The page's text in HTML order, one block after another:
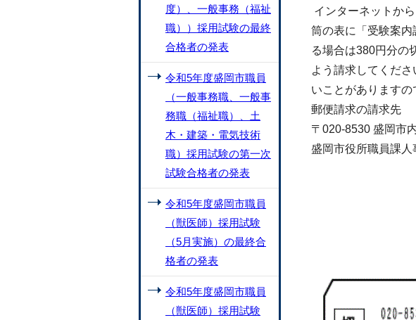
インターネットか
筒の表に「受験案
る場合は380円分の
よう請求してくだ
いことがあります
郵便請求の請求先
〒020-8530 盛岡市
盛岡市役所職員課人
度）、一般事務（福祉
職））採用試験の最終
合格者の発表
令和5年度盛岡市職員
（一般事務職、一般事
務職（福祉職）、土
木・建築・電気技術
職）採用試験の第一次
試験合格者の発表
令和5年度盛岡市職員
（獣医師）採用試験
（5月実施）の最終合
格者の発表
令和5年度盛岡市職員
（獣医師）採用試験